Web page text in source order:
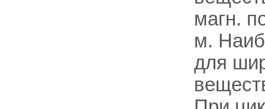
магн.
м.
для